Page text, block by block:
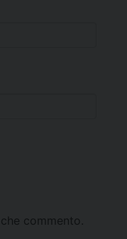
commento.